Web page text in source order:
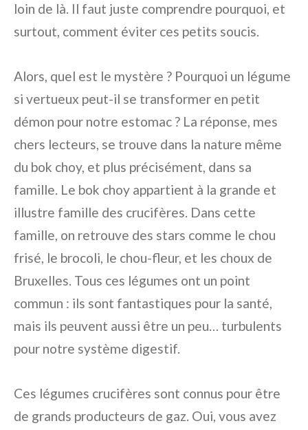
loin de là. Il faut juste comprendre pourquoi, et
surtout, comment éviter ces petits soucis.
Alors, quel est le mystère ? Pourquoi un légume
si vertueux peut-il se transformer en petit
démon pour notre estomac ? La réponse, mes
chers lecteurs, se trouve dans la nature même
du bok choy, et plus précisément, dans sa
famille. Le bok choy appartient à la grande et
illustre famille des crucifères. Dans cette
famille, on retrouve des stars comme le chou
frisé, le brocoli, le chou-fleur, et les choux de
Bruxelles. Tous ces légumes ont un point
commun : ils sont fantastiques pour la santé,
mais ils peuvent aussi être un peu… turbulents
pour notre système digestif.
Ces légumes crucifères sont connus pour être
de grands producteurs de gaz. Oui, vous avez